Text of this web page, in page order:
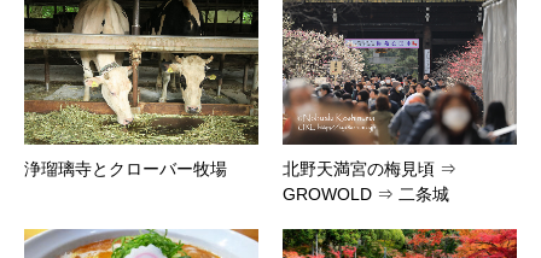
浄瑠璃寺とクローバー牧場
北野天満宮の梅見頃 ⇒
GROWOLD ⇒ 二条城